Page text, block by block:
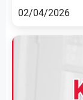
02/04/2026